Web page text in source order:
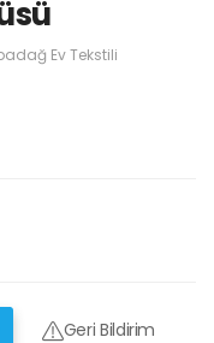
Ev Tekstili
Geri Bildirim